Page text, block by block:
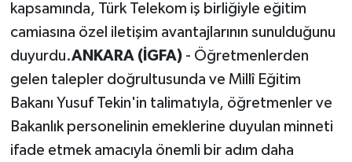
kapsamında, Türk Telekom iş birliğiyle eğitim
camiasına özel iletişim avantajlarının sunulduğunu
duyurdu.ANKARA (İGFA) - Öğretmenlerden
gelen talepler doğrultusunda ve Millî Eğitim
Bakanı Yusuf Tekin'in talimatıyla, öğretmenler ve
Bakanlık personelinin emeklerine duyulan minneti
ifade etmek amacıyla önemli bir adım daha